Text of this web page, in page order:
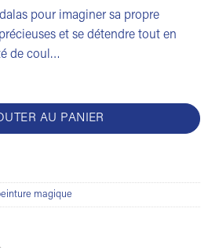
pour imaginer sa propre
et se détendre tout en
de coul…
AU PANIER
magique